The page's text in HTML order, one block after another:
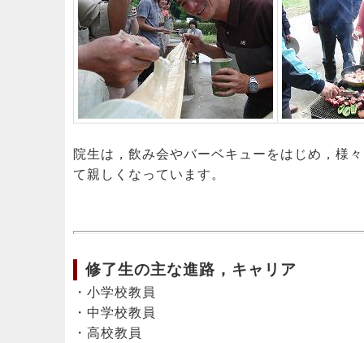
院生は，飲み会やバーベキューをはじめ，様
て親しくなっています。
修了生の主な進路，キャリア
・小学校教員
・中学校教員
・高校教員